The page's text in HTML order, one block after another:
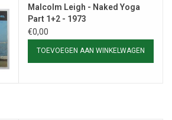
Malcolm Leigh - Naked Yoga
Part 1+2 - 1973
€0,00
TOEVOEGEN AAN WINKELWAGEN